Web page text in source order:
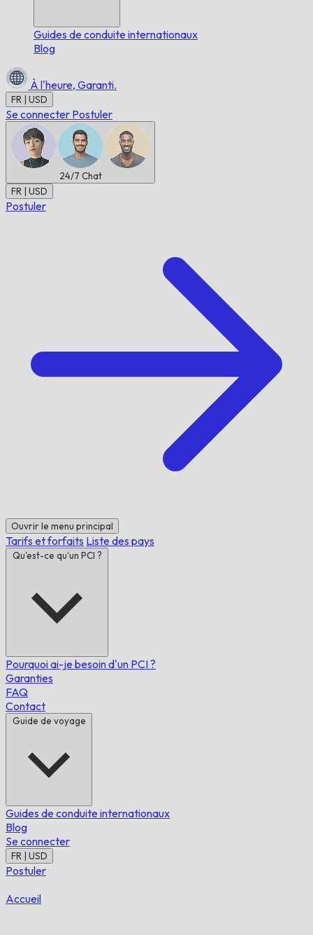
Guides de conduite internationaux
Blog
À l'heure, Garanti.
FR | USD
Se connecter Postuler
24/7 Chat
FR | USD
Postuler
Ouvrir le menu principal
Tarifs et forfaits Liste des pays
Qu'est-ce qu'un PCI ?
Pourquoi ai-je besoin d'un PCI ?
Garanties
FAQ
Contact
Guide de voyage
Guides de conduite internationaux
Blog
Se connecter
FR | USD
Postuler
Accueil